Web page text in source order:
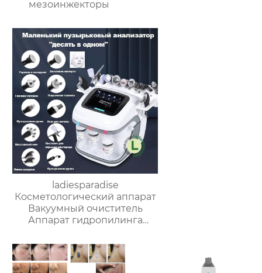
мезоинжекторы
ladiesparadise
Косметологический аппарат
Вакуумный очиститель
Аппарат гидропилинга
инструмент для красоты
лица, омолаживающий,
очищающий кожу